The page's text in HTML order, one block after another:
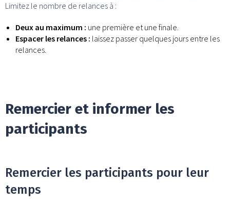
Limitez le nombre de relances à :
Deux au maximum : une première et une finale.
Espacer les relances : laissez passer quelques jours entre les
relances.
Remercier et informer les
participants
Remercier les participants pour leur
temps